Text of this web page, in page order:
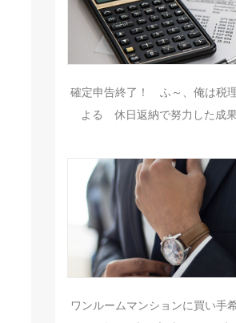
確定申告終了！ ふ～、俺は税
よる 休日返納で努力した成
ワンルームマンションに買い手